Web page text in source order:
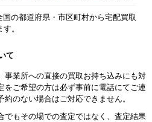
の都道府県・市区町村から宅配買取
。
て
事業所への直接の買取お持ち込みにも対
をご希望の方は必ず事前に電話にてご連
のない場合はご対応できません。
でもその場での査定ではなく、査定結果